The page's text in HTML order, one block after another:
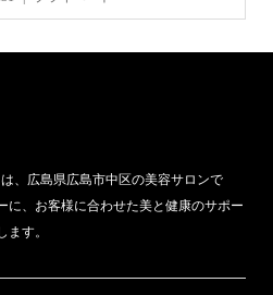
、広島県広島市中区の美容サロンで
に、お客様に合わせた美と健康のサポー
ます。